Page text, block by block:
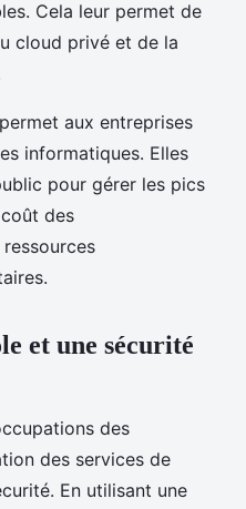
Cela leur permet de
cloud privé et de la
aux entreprises
informatiques. Elles
pour gérer les pics
des
et une sécurité
des
des services de
En utilisant une